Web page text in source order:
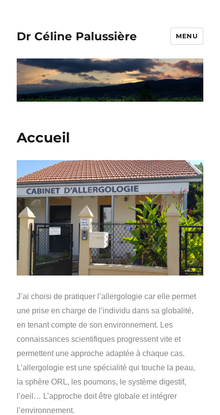
Dr Céline Palussière MENU
Accueil
J’ai choisi de pratiquer l’allergologie car elle permet
une prise en charge de l’individu dans sa globalité,
en tenant compte de son environnement. Les
connaissances scientifiques progressent vite et
permettent une approche adaptée à chaque cas.
L’allergologie est une spécialité qui touche la peau,
la sphère ORL, les poumons, le système digestif,
l’oeil… L’approche doit être globale et intégrer
l’environnement.